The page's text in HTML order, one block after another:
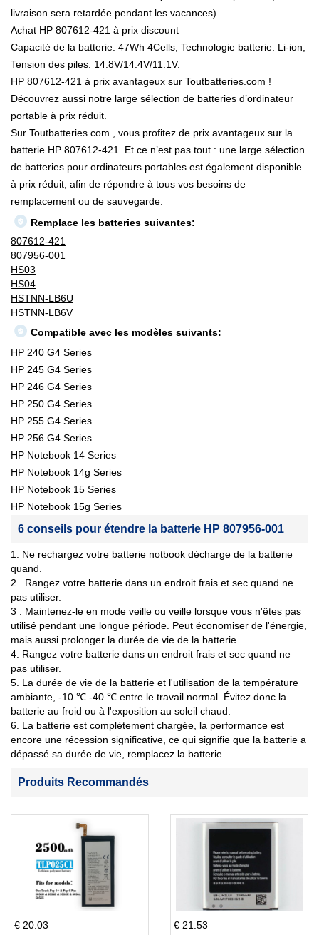
livraison sera retardée pendant les vacances)
Achat HP 807612-421 à prix discount
Capacité de la batterie: 47Wh 4Cells, Technologie batterie: Li-ion,
Tension des piles: 14.8V/14.4V/11.1V.
HP 807612-421 à prix avantageux sur Toutbatteries.com !
Découvrez aussi notre large sélection de batteries d’ordinateur
portable à prix réduit.
Sur Toutbatteries.com , vous profitez de prix avantageux sur la
batterie HP 807612-421. Et ce n’est pas tout : une large sélection
de batteries pour ordinateurs portables est également disponible
à prix réduit, afin de répondre à tous vos besoins de
remplacement ou de sauvegarde.
Remplace les batteries suivantes:
807612-421
807956-001
HS03
HS04
HSTNN-LB6U
HSTNN-LB6V
Compatible avec les modèles suivants:
HP 240 G4 Series
HP 245 G4 Series
HP 246 G4 Series
HP 250 G4 Series
HP 255 G4 Series
HP 256 G4 Series
HP Notebook 14 Series
HP Notebook 14g Series
HP Notebook 15 Series
HP Notebook 15g Series
6 conseils pour étendre la batterie HP 807956-001
1. Ne rechargez votre batterie notbook décharge de la batterie
quand.
2 . Rangez votre batterie dans un endroit frais et sec quand ne
pas utiliser.
3 . Maintenez-le en mode veille ou veille lorsque vous n'êtes pas
utilisé pendant une longue période. Peut économiser de l'énergie,
mais aussi prolonger la durée de vie de la batterie
4. Rangez votre batterie dans un endroit frais et sec quand ne
pas utiliser.
5. La durée de vie de la batterie et l'utilisation de la température
ambiante, -10 ℃ -40 ℃ entre le travail normal. Évitez donc la
batterie au froid ou à l'exposition au soleil chaud.
6. La batterie est complètement chargée, la performance est
encore une récession significative, ce qui signifie que la batterie a
dépassé sa durée de vie, remplacez la batterie
Produits Recommandés
€ 20.03 € 21.53